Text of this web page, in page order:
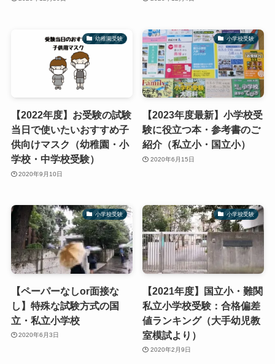
幼稚園受験
【2022年度】お受験の試験
当日で使いたいおすすめ子
供向けマスク（幼稚園・小
学校・中学校受験）
2020年9月10日
小学校受験
【2023年度最新】小学校受
験に役立つ本・参考書のご
紹介（私立小・国立小）
2020年6月15日
小学校受験
【ペーパーなしor面接な
し】特殊な試験方式の国
立・私立小学校
2020年6月3日
小学校受験
【2021年度】国立小・難関
私立小学校受験：合格偏差
値ランキング（大手幼児教
室模試より）
2020年2月9日